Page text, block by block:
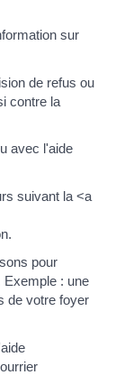
sur
de refus ou
contre la
avec l'aide
suivant la <a
pour
Exemple : une
de votre foyer